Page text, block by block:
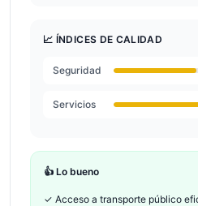
📈 ÍNDICES DE CALIDAD
Seguridad
Servicios
👍 Lo bueno
✓ Acceso a transporte público